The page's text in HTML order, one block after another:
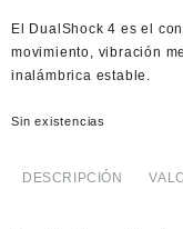
American Dollar
El DualShock 4 es el
movimiento, vibración
inalámbrica estable.
Sin existencias
DESCRIPCIÓN